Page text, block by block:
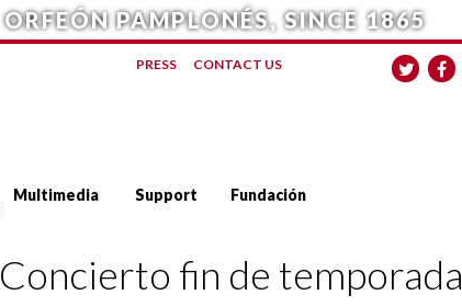
ORFEÓN PAMPLONÉS, SINCE 1865
PRESS CONTACT US
Multimedia Support Fundación
Concierto fin de temporada